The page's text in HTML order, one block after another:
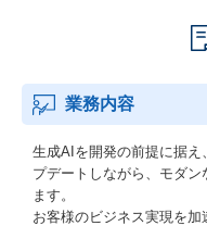
業務内容
生成AIを開発の前提に据え
プデートしながら、モダ
ます。
お客様のビジネス実現を